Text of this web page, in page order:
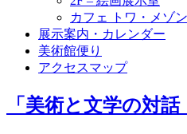
カフェ トワ・メゾン
展示案内・カレンダー
美術館便り
アクセスマップ
「美術と文学の対